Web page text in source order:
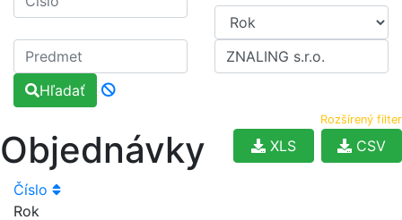
Hľadať
Rozšírený filter
Objednávky CSV
XLS
Číslo
Rok